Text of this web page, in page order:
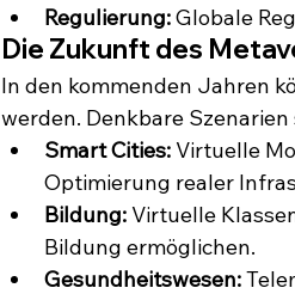
Regulierung: Globale
Die Zukunft des
In den kommenden Jahren
werden. Denkbare Szenarien
Smart Cities: Virtuelle
Optimierung realer
Bildung: Virtuelle
Bildung ermöglichen.
Gesundheitswesen: